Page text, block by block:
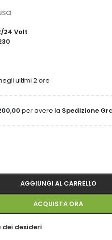
24 Volt
ultimi 2 ore
per avere la Spedizione
AGGIUNGI AL CARRELLO
ACQUISTA ORA
desideri